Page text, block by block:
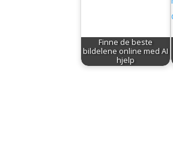
Finne de beste
bildelene online med AI
hjelp